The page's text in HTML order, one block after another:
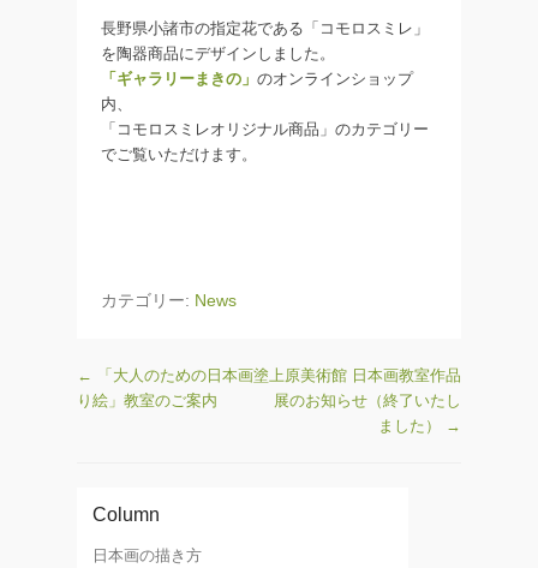
長野県小諸市の指定花である「コモロスミレ」
を陶器商品にデザインしました。
「ギャラリーまきの」 のオンラインショップ
内、
「コモロスミレオリジナル商品」のカテゴリー
でご覧いただけます。
カテゴリー: News
←
「大人のための日本画塗
り絵」教室のご案内
上原美術館 日本画教室作品
展のお知らせ（終了いたし
ました）
→
Column
日本画の描き方